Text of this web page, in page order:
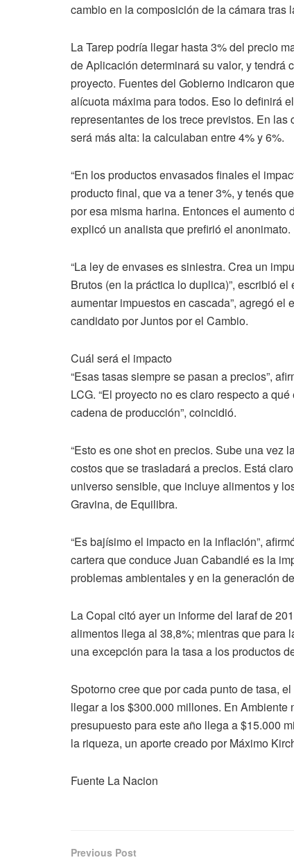
cambio en la composición de la cámara tras
La Tarep podría llegar hasta 3% del precio
de Aplicación determinará su valor, y tendrá
proyecto. Fuentes del Gobierno indicaron
alícuota máxima para todos. Eso lo definirá
representantes de los trece previstos. En
será más alta: la calculaban entre 4% y 6%.
“En los productos envasados finales el
producto final, que va a tener 3%, y tenés
por esa misma harina. Entonces el aumento
explicó un analista que prefirió el anonimato.
“La ley de envases es siniestra. Crea un
Brutos (en la práctica lo duplica)”, escribió
aumentar impuestos en cascada”, agregó
candidato por Juntos por el Cambio.
Cuál será el impacto
“Esas tasas siempre se pasan a precios”,
LCG. “El proyecto no es claro respecto a
cadena de producción”, coincidió.
“Esto es one shot en precios. Sube una vez
costos que se trasladará a precios. Está
universo sensible, que incluye alimentos y
Gravina, de Equilibra.
“Es bajísimo el impacto en la inflación”,
cartera que conduce Juan Cabandié es la
problemas ambientales y en la generación
La Copal citó ayer un informe del Iaraf de
alimentos llega al 38,8%; mientras que para
una excepción para la tasa a los productos
Spotorno cree que por cada punto de tasa,
llegar a los $300.000 millones. En Ambiente
presupuesto para este año llega a $15.000
la riqueza, un aporte creado por Máximo
Fuente La Nacion
Previous Post